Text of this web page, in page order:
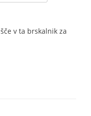
v ta brskalnik za